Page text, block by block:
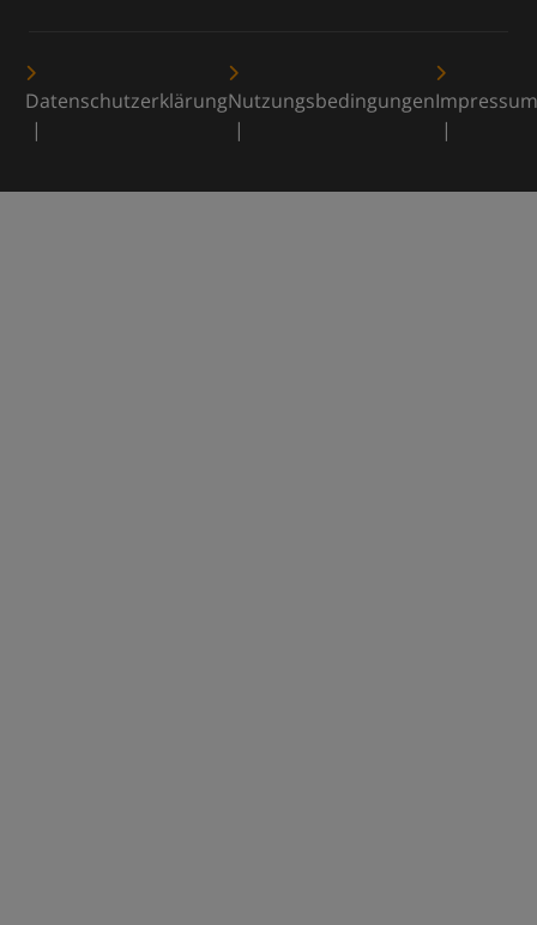
DatenschutzerklärungNutzungsbedingungenImpressum